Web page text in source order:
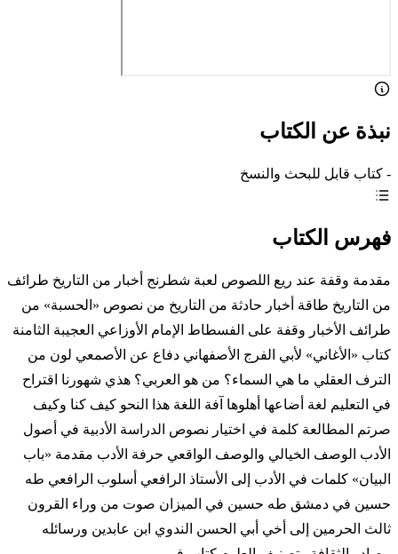
نبذة عن الكتاب
- كتاب قابل للبحث والنسخ
فهرس الكتاب
مقدمة وقفة عند ريع اللصوص لعبة شطرنج أخبار من التاريخ طرائف
من التاريخ طاقة أخبار حادثة من التاريخ من نصوص «الحسبة» من
طرائف الأخبار وقفة على الفسطاط الإمام الأوزاعي العجيبة الثامنة
كتاب «الأغاني» لأبي الفرج الأصفهاني دفاع عن الأصمعي لون من
الترف العقلي ما هي السماء؟ من هو العربي؟ هذي شهورنا اقتراح
في التعليم لغة أضاعها أهلوها آفة اللغة هذا النحو كيف كنا وكيف
صرتم المطالعة كلمة في اختيار نصوص الدراسة الأدبية في أصول
الأدب الوصف الخيالي والوصف الواقعي حرفة الأدب مقدمة «باب
البيان» كلمات في الأدب إلى الأستاذ الرافعي أسلوب الرافعي طه
حسين في دمشق طه حسين في الميزان صوت من وراء القرون
ثالث الحرمين إلى أخي أبي الحسن الندوي ابن عابدين ورسائله